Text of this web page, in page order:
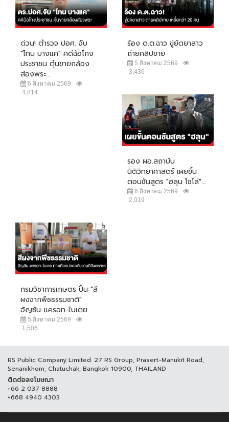
ด่วน! ตำรวจ ปอศ. จับ
"โทน บางแค" คดีฉ้อโกง
ประชาชน ตุ๋นขายกล้อง
ส่องพระ...
6 สิงหาคม 2569
4,814
ร้อง ด.ต.ฉาว ขู่ยัดยาสาว
ถ่ายคลิปขาย
5 สิงหาคม 2569
3,436
รอง ผอ.สถาบัน
นิติวิทยาศาสตร์ เผยขั้น
ตอนชันสูตร "ฮลุน โซโล่"...
6 สิงหาคม 2569
2,019
กรมวิชาการเกษตร ปั้น "สี
ผงจากพืชธรรมชาติ"
อัญชัน-แครอท-ใบเตย...
5 สิงหาคม 2569
1,506
RS Public Company Limited. 27 RS Group, Prasert-Manukit Road,
Senanikhom, Chatuchak, Bangkok 10900, THAILAND
ติดต่อลงโฆษณา
+66 2 037 8888
+668 4940 4303